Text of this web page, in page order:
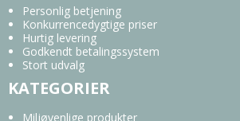
Personlig betjening
Konkurrencedygtige priser
Hurtig levering
Godkendt betalingssystem
Stort udvalg
KATEGORIER
Miljøvenlige produkter